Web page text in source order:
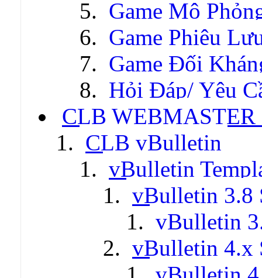
Game Mô
Game Phiêu
Game Đối
Hỏi Đáp/ Yêu
CLB WEBMASTER
CLB vBulletin
vBulletin
vBulletin 3.8
vBulletin
vBulletin 4.x